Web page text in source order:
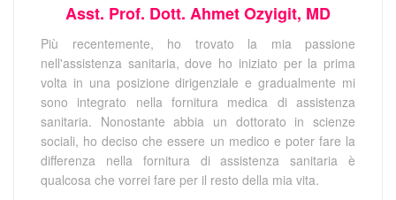
Asst. Prof. Dott. Ahmet Ozyigit, MD
Più recentemente, ho trovato la mia passione
nell'assistenza sanitaria, dove ho iniziato per la prima
volta in una posizione dirigenziale e gradualmente mi
sono integrato nella fornitura medica di assistenza
sanitaria. Nonostante abbia un dottorato in scienze
sociali, ho deciso che essere un medico e poter fare la
differenza nella fornitura di assistenza sanitaria è
qualcosa che vorrei fare per il resto della mia vita.